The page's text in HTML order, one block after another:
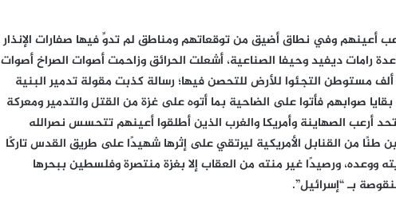
أعينهم وفي نطاق أضيق من توقعاتهم ومناطق لم تدوِّ فيها صفارات الإنذار
رامات ديفيد وحيفا الصناعية، أشعلت الحرائق وزاحمت أصوات الصراخ أصوات
ألف مستوطن التجئوا للأرض للتحصن فيها؛ رسالة كذبت مقولة تدمير البنية
صوابهم فأتوا على الضاحية بما أتوه على غزة من القتل والتدمير ومعركة
أرعب الصهاينة وأمريكا والغرب الذين أطلقوا أعينهم تتحسس نصرالله
طنًا من القنابل الأمريكية ليرتقي على إثرها شهيدًا على طريق القدس تاركًا
ووعده، ورصيدًا غير منته من العقاب إلا بغزة منتصرة وفلسطين ببحرها
بـ “إسرائيل”.